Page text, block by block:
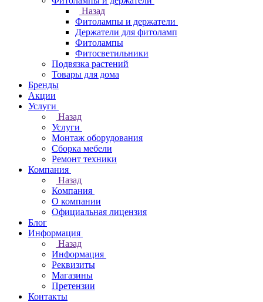
Назад
Фитолампы и держатели
Держатели для фитоламп
Фитолампы
Фитосветильники
Подвязка растений
Товары для дома
Бренды
Акции
Услуги
Назад
Услуги
Монтаж оборудования
Сборка мебели
Ремонт техники
Компания
Назад
Компания
О компании
Официальная лицензия
Блог
Информация
Назад
Информация
Реквизиты
Магазины
Претензии
Контакты